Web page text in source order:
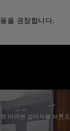
을 권장합니다.
바라본 섭머저블 브론조